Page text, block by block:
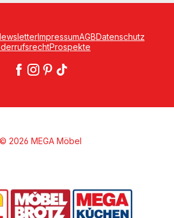
ImpressumAGBDatenschutz
Prospekte
© 2026 MEGA Möbel